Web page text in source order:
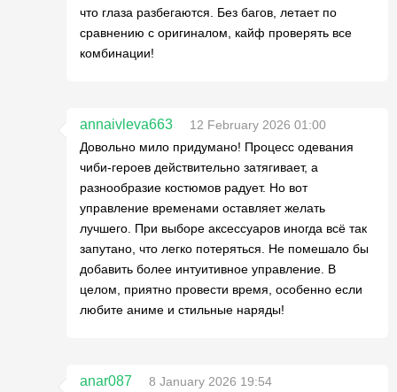
что глаза разбегаются. Без багов, летает по
сравнению с оригиналом, кайф проверять все
комбинации!
annaivleva663
12 February 2026 01:00
Довольно мило придумано! Процесс одевания
чиби-героев действительно затягивает, а
разнообразие костюмов радует. Но вот
управление временами оставляет желать
лучшего. При выборе аксессуаров иногда всё так
запутано, что легко потеряться. Не помешало бы
добавить более интуитивное управление. В
целом, приятно провести время, особенно если
любите аниме и стильные наряды!
anar087
8 January 2026 19:54